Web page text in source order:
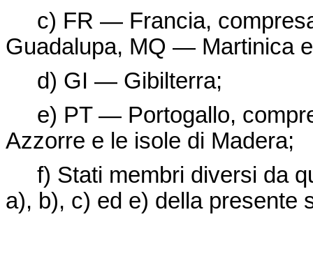
c) FR — Francia,
Guadalupa, MQ — Martinica
d) GI — Gibilterra;
e) PT — Portogallo,
Azzorre e le isole di Madera;
f) Stati membri diversi da
a), b), c) ed e) della presente